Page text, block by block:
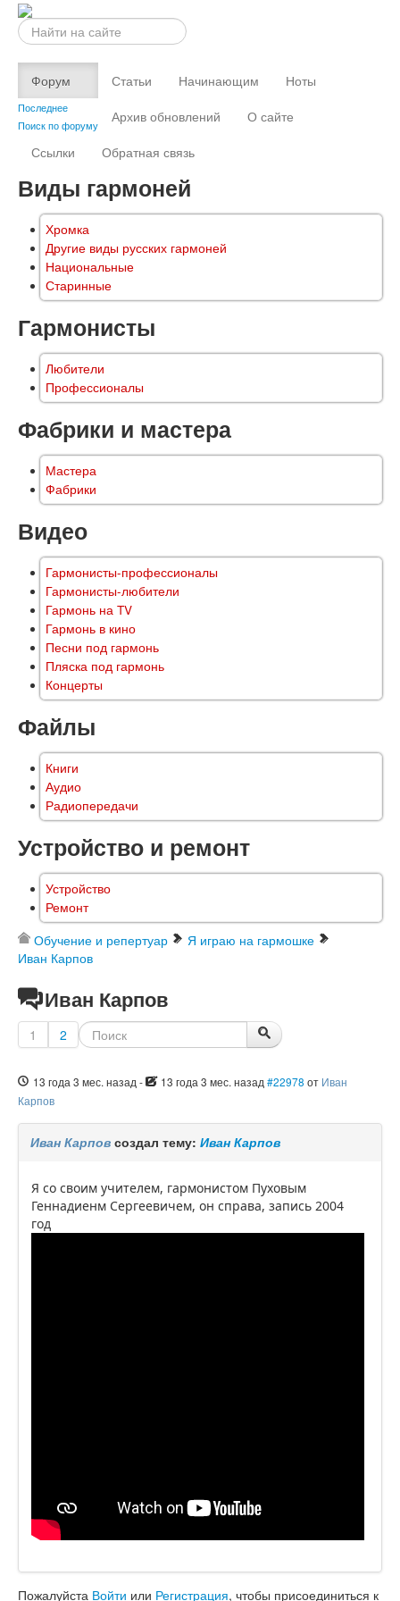
Искать...
Форум
Последнее
Поиск по форуму
Статьи Начинающим
Ноты
Архив обновлений
О сайте
Ссылки
Обратная связь
Виды гармоней
Хромка
Другие виды русских гармоней
Национальные
Старинные
Гармонисты
Любители
Профессионалы
Фабрики и мастера
Мастера
Фабрики
Видео
Гармонисты-профессионалы
Гармонисты-любители
Гармонь на TV
Гармонь в кино
Песни под гармонь
Пляска под гармонь
Концерты
Файлы
Книги
Аудио
Радиопередачи
Устройство и ремонт
Устройство
Ремонт
Обучение и репертуар
Я играю на гармошке
Иван Карпов
Иван Карпов
1 2
13 года 3 мес. назад - 13 года 3 мес. назад #22978 от Иван
Карпов
Иван Карпов создал тему: Иван Карпов
Я со своим учителем, гармонистом Пуховым
Геннадиенм Сергеевичем, он справа, запись 2004
год
Пожалуйста Войти или Регистрация, чтобы присоединиться к